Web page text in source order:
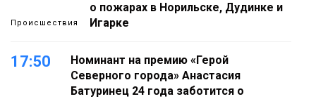
Происшествия
о пожарах в Норильске, Дудинке и
Игарке
17:50
Номинант на премию «Герой
Северного города» Анастасия
Батуринец 24 года заботится о